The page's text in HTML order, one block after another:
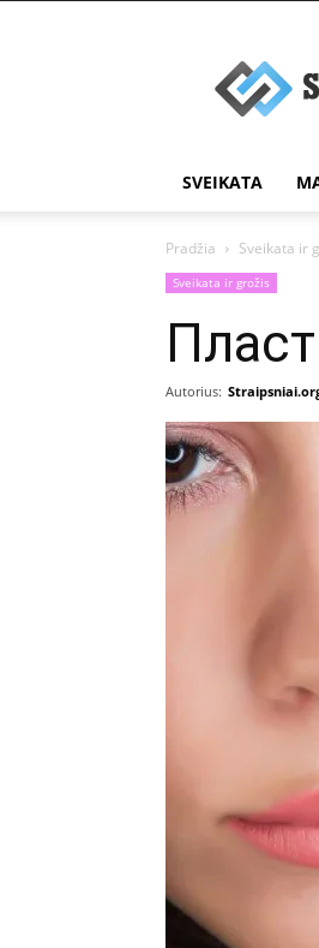
SVEIKATA
Pradžia Sveikata ir
Sveikata ir grožis
Autorius: